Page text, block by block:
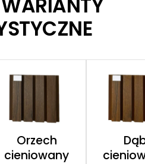
Orzech
cieniowany